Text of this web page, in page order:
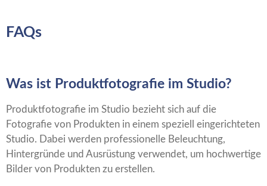
FAQs
Was ist Produktfotografie im Studio?
Produktfotografie im Studio bezieht sich auf die
Fotografie von Produkten in einem speziell eingerichteten
Studio. Dabei werden professionelle Beleuchtung,
Hintergründe und Ausrüstung verwendet, um hochwertige
Bilder von Produkten zu erstellen.